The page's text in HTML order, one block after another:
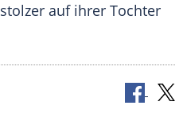
auf ihrer Tochter